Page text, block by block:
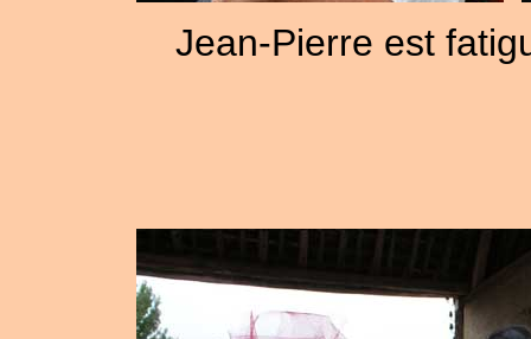
Jean-Pierre est